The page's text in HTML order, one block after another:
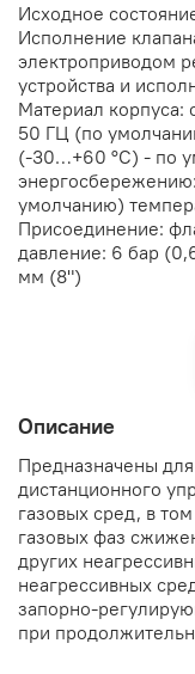
Исходное
Исполнение
электроприводом
устройства и
Материал корпуса:
50 ГЦ (по
(-30…+60 °С) - по
умолчанию)
Присоединение:
давление: 6 бар
мм (8")
Описание
Предназначены
дистанционного
газовых сред, в
газовых фаз
других
неагрессивных
запорно-
при